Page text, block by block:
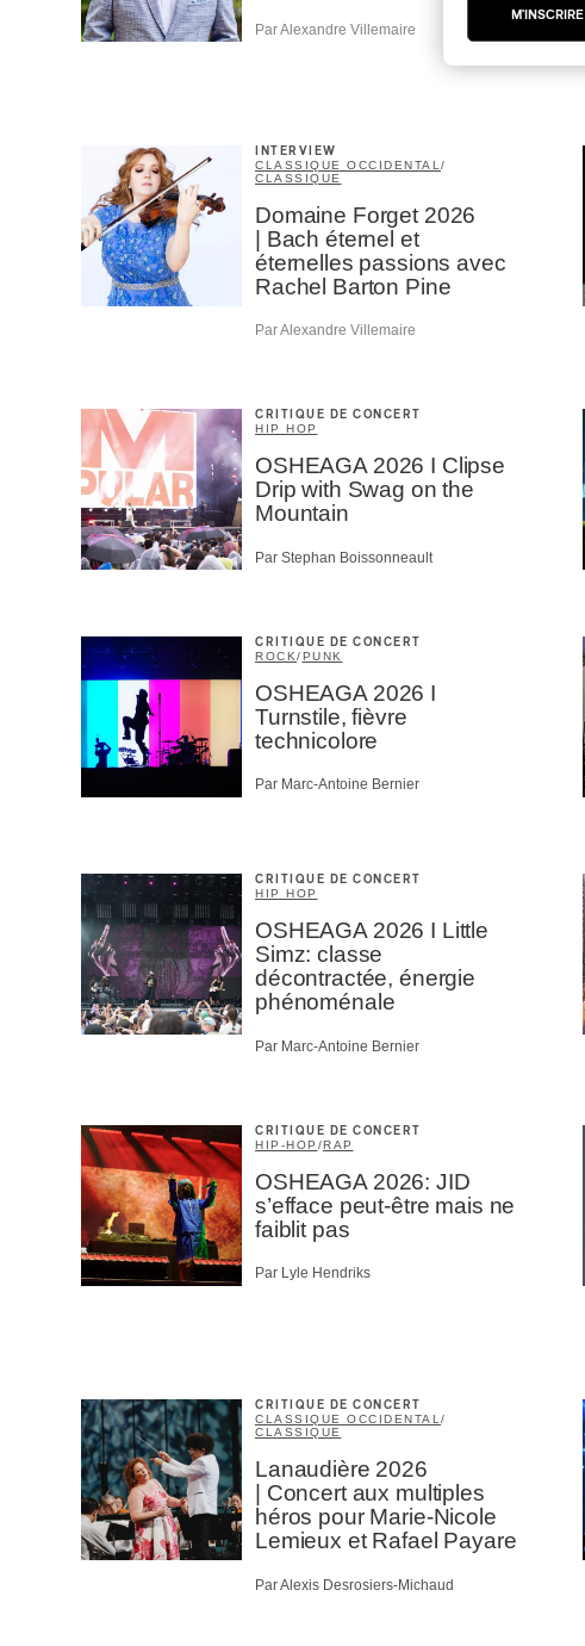
Par Alexandre Villemaire
INTERVIEW
CLASSIQUE OCCIDENTAL /
CLASSIQUE
Domaine Forget 2026
| Bach éternel et
éternelles passions avec
Rachel Barton Pine
Par Alexandre Villemaire
CRITIQUE DE CONCERT
HIP HOP
OSHEAGA 2026 I Clipse
Drip with Swag on the
Mountain
Par Stephan Boissonneault
CRITIQUE DE CONCERT
ROCK/PUNK
OSHEAGA 2026 I
Turnstile, fièvre
technicolore
Par Marc-Antoine Bernier
CRITIQUE DE CONCERT
HIP HOP
OSHEAGA 2026 I Little
Simz: classe
décontractée, énergie
phénoménale
Par Marc-Antoine Bernier
CRITIQUE DE CONCERT
HIP-HOP /RAP
OSHEAGA 2026: JID
s’efface peut-être mais ne
faiblit pas
Par Lyle Hendriks
CRITIQUE DE CONCERT
CLASSIQUE OCCIDENTAL /
CLASSIQUE
Lanaudière 2026
| Concert aux multiples
héros pour Marie-Nicole
Lemieux et Rafael Payare
Par Alexis Desrosiers-Michaud
M'INSCRIRE